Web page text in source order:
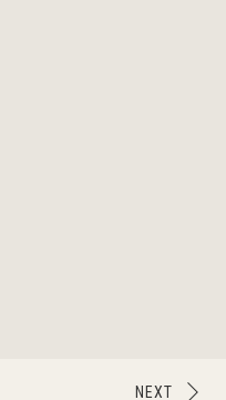
NEXT